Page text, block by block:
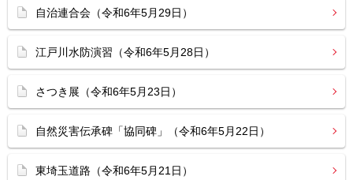
自治連合会（令和6年5月29日）
江戸川水防演習（令和6年5月28日）
さつき展（令和6年5月23日）
自然災害伝承碑「協同碑」（令和6年5月22日）
東埼玉道路（令和6年5月21日）